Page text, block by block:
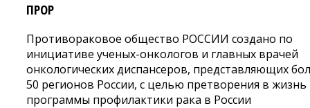
ПРОР
Противораковое общество РОССИИ создано по
инициативе ученых-онкологов и главных врачей
онкологических диспансеров, представляющих
50 регионов России, с целью претворения в жизнь
программы профилактики рака в России